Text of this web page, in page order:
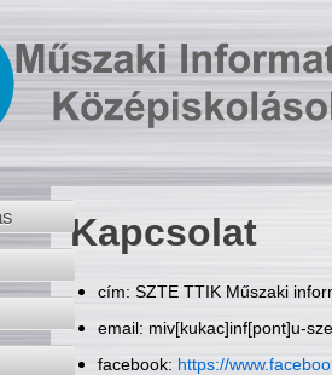
Kapcsolat
cím: SZTE TTIK Műszaki
email: miv[kukac]inf[pont]u-
facebook: https://